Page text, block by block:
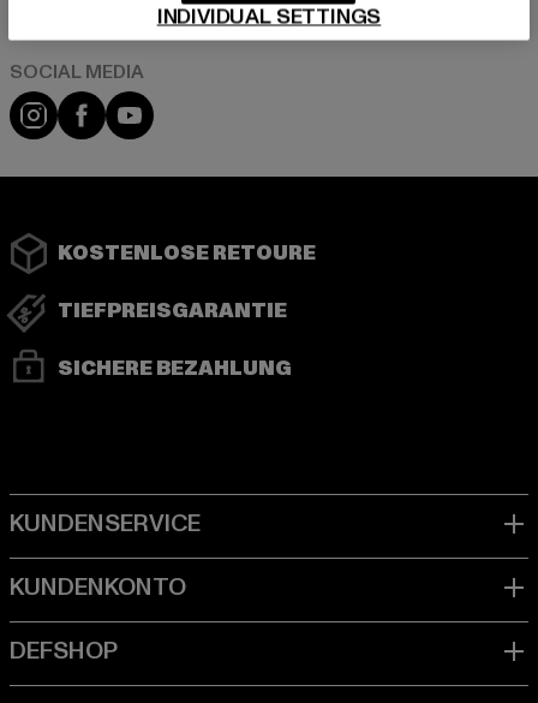
Instagram
FacebookYouTube
KOSTENLOSE RETOURE
TIEFPREISGARANTIE
SICHERE BEZAHLUNG
INDIVIDUAL SETTINGS